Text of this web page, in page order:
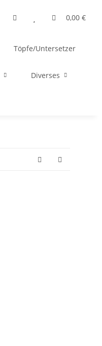
0,00 €
Töpfe/Untersetzer
Diverses